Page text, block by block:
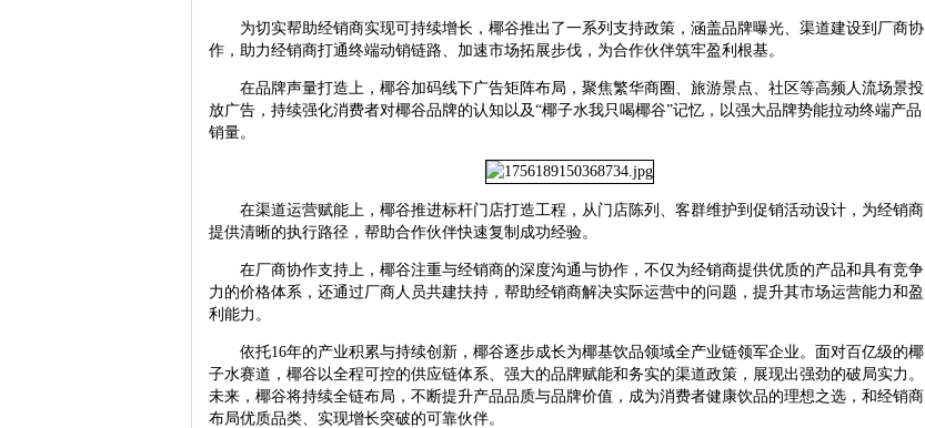
为切实帮助经销商实现可持续增长，椰谷推出了一系列支持政策，涵盖品牌曝光、渠道建设到厂商协
作，助力经销商打通终端动销链路、加速市场拓展步伐，为合作伙伴筑牢盈利根基。
在品牌声量打造上，椰谷加码线下广告矩阵布局，聚焦繁华商圈、旅游景点、社区等高频人流场景投
放广告，持续强化消费者对椰谷品牌的认知以及“椰子水我只喝椰谷”记忆，以强大品牌势能拉动终端产品
销量。
在渠道运营赋能上，椰谷推进标杆门店打造工程，从门店陈列、客群维护到促销活动设计，为经销商
提供清晰的执行路径，帮助合作伙伴快速复制成功经验。
在厂商协作支持上，椰谷注重与经销商的深度沟通与协作，不仅为经销商提供优质的产品和具有竞争
力的价格体系，还通过厂商人员共建扶持，帮助经销商解决实际运营中的问题，提升其市场运营能力和盈
利能力。
依托16年的产业积累与持续创新，椰谷逐步成长为椰基饮品领域全产业链领军企业。面对百亿级的椰
子水赛道，椰谷以全程可控的供应链体系、强大的品牌赋能和务实的渠道政策，展现出强劲的破局实力。
未来，椰谷将持续全链布局，不断提升产品品质与品牌价值，成为消费者健康饮品的理想之选，和经销商
布局优质品类、实现增长突破的可靠伙伴。